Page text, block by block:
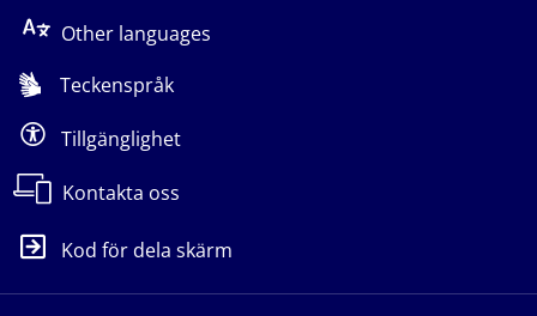
Other languages
Teckenspråk
Tillgänglighet
Kontakta oss
Kod för dela skärm